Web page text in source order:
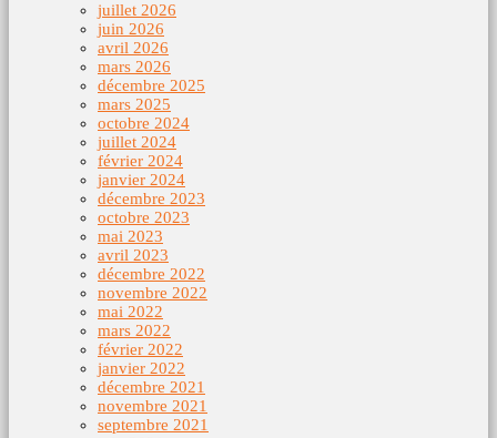
juillet 2026
juin 2026
avril 2026
mars 2026
décembre 2025
mars 2025
octobre 2024
juillet 2024
février 2024
janvier 2024
décembre 2023
octobre 2023
mai 2023
avril 2023
décembre 2022
novembre 2022
mai 2022
mars 2022
février 2022
janvier 2022
décembre 2021
novembre 2021
septembre 2021